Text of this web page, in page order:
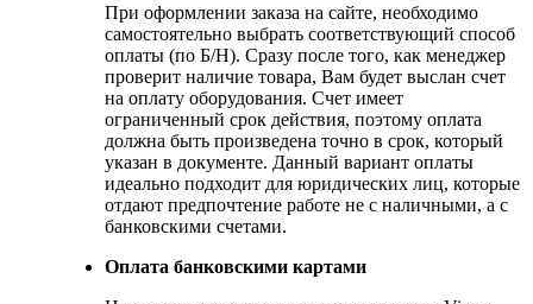
При оформлении заказа на сайте, необходимо
самостоятельно выбрать соответствующий способ
оплаты (по Б/Н). Сразу после того, как менеджер
проверит наличие товара, Вам будет выслан счет
на оплату оборудования. Счет имеет
ограниченный срок действия, поэтому оплата
должна быть произведена точно в срок, который
указан в документе. Данный вариант оплаты
идеально подходит для юридических лиц, которые
отдают предпочтение работе не с наличными, а с
банковскими счетами.
Оплата банковскими картами